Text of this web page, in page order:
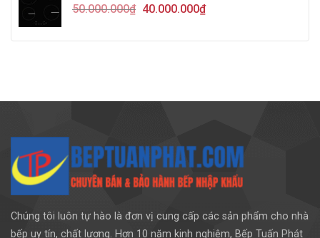
50.000.000₫ 40.000.000₫
Chúng tôi luôn tự hào là đơn vị cung cấp các sản phẩm cho nhà
bếp uy tín, chất lượng. Hơn 10 năm kinh nghiệm, Bếp Tuấn Phát